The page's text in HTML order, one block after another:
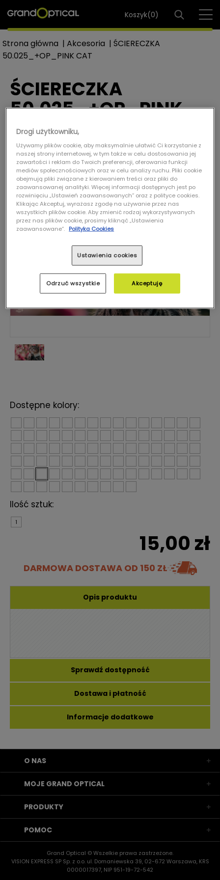
Koszyk(0)
Strona główna | Akcesoria | ŚCIERECZKA
50.025_+OP_PINK CAT
ŚCIERECZKA
50.025_+OP_PINK
CAT
ŚCIERECZKA 50.025_+OP_PINK CAT
Ref: AKC.1000110
Dostępne kolory:
Ilość sztuk:
1
15,00 zł
DARMOWA DOSTAWA OD 150 ZŁ
Opis produktu
Sprawdź dostępność
Dostawa i płatność
Informacje dodatkowe
O NAS
MOJE GRAND OPTICAL
PRODUKTY
POMOC
Grand Optical © Wszelkie prawa zastrzeżone.
VISION EXPRESS SP Sp. z o.o. ul. Domaniewska 39, 02-672 Warszawa, KRS
0000017397, NIP 951-19-72-542
Drogi użytkowniku,
Używamy plików cookie, aby maksymalnie ułatwić Ci korzystanie z
naszej strony internetowej, w tym także w celu dostosowania jej
zawartości i reklam do Twoich preferencji, oferowania funkcji
mediów społecznościowych oraz w celu analizy ruchu. Pliki cookie
obejmują pliki związane z kierowaniem treści oraz pliki do
zaawansowanej analityki. Więcej informacji dostępnych jest po
rozwinięciu „Ustawień zaawansowanych” oraz z polityce cookies.
Klikając Akceptuj, wyrażasz zgodę na używanie przez nas
wszystkich plików cookie. Aby zmienić rodzaj wykorzystywanych
przez nas plików cookie, prosimy kliknąć „Ustawienia
zaawansowane”. Polityka Cookies
Ustawienia cookies
Odrzuć wszystkie Akceptuję